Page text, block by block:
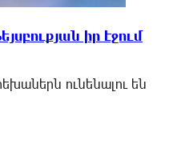
իր էջում
ունենալու են